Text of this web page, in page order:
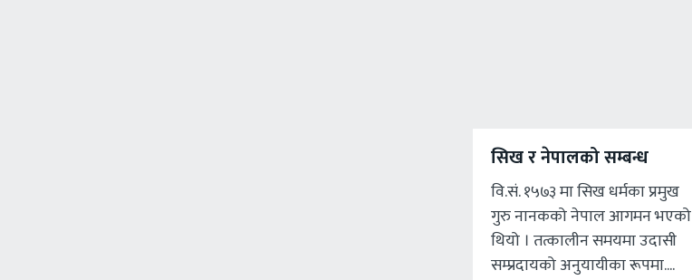
सिख र नेपालको सम्बन्ध
वि.सं. १५७३ मा सिख धर्मका प्रमुख
गुरु नानकको नेपाल आगमन भएको
थियो । तत्कालीन समयमा उदासी
सम्प्रदायको अनुयायीका रूपमा....